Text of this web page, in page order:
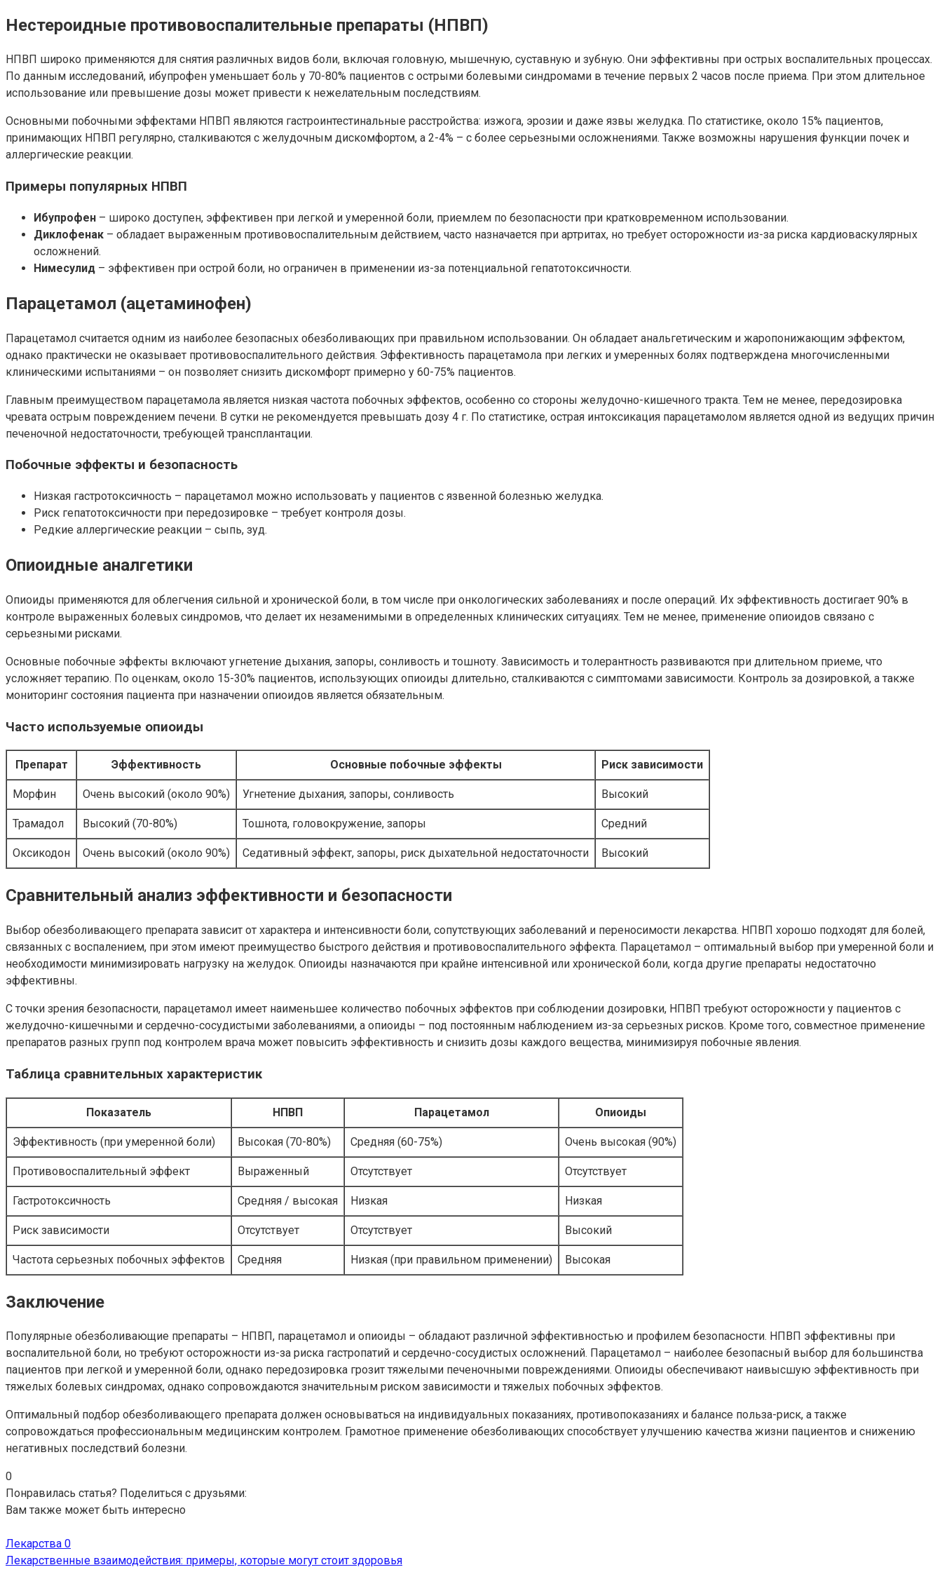
Нестероидные противовоспалительные препараты (НПВП)
НПВП широко применяются для снятия различных видов боли, включая головную, мышечную, суставную и зубную. Они эффективны при острых воспалительных процессах.
По данным исследований, ибупрофен уменьшает боль у 70-80% пациентов с острыми болевыми синдромами в течение первых 2 часов после приема. При этом длительное
использование или превышение дозы может привести к нежелательным последствиям.
Основными побочными эффектами НПВП являются гастроинтестинальные расстройства: изжога, эрозии и даже язвы желудка. По статистике, около 15% пациентов,
принимающих НПВП регулярно, сталкиваются с желудочным дискомфортом, а 2-4% – с более серьезными осложнениями. Также возможны нарушения функции почек и
аллергические реакции.
Примеры популярных НПВП
Ибупрофен – широко доступен, эффективен при легкой и умеренной боли, приемлем по безопасности при кратковременном использовании.
Диклофенак – обладает выраженным противовоспалительным действием, часто назначается при артритах, но требует осторожности из-за риска кардиоваскулярных
осложнений.
Нимесулид – эффективен при острой боли, но ограничен в применении из-за потенциальной гепатотоксичности.
Парацетамол (ацетаминофен)
Парацетамол считается одним из наиболее безопасных обезболивающих при правильном использовании. Он обладает анальгетическим и жаропонижающим эффектом,
однако практически не оказывает противовоспалительного действия. Эффективность парацетамола при легких и умеренных болях подтверждена многочисленными
клиническими испытаниями – он позволяет снизить дискомфорт примерно у 60-75% пациентов.
Главным преимуществом парацетамола является низкая частота побочных эффектов, особенно со стороны желудочно-кишечного тракта. Тем не менее, передозировка
чревата острым повреждением печени. В сутки не рекомендуется превышать дозу 4 г. По статистике, острая интоксикация парацетамолом является одной из ведущих причин
печеночной недостаточности, требующей трансплантации.
Побочные эффекты и безопасность
Низкая гастротоксичность – парацетамол можно использовать у пациентов с язвенной болезнью желудка.
Риск гепатотоксичности при передозировке – требует контроля дозы.
Редкие аллергические реакции – сыпь, зуд.
Опиоидные аналгетики
Опиоиды применяются для облегчения сильной и хронической боли, в том числе при онкологических заболеваниях и после операций. Их эффективность достигает 90% в
контроле выраженных болевых синдромов, что делает их незаменимыми в определенных клинических ситуациях. Тем не менее, применение опиоидов связано с
серьезными рисками.
Основные побочные эффекты включают угнетение дыхания, запоры, сонливость и тошноту. Зависимость и толерантность развиваются при длительном приеме, что
усложняет терапию. По оценкам, около 15-30% пациентов, использующих опиоиды длительно, сталкиваются с симптомами зависимости. Контроль за дозировкой, а также
мониторинг состояния пациента при назначении опиоидов является обязательным.
Часто используемые опиоиды
Препарат Эффективность Основные побочные эффекты Риск зависимости
Морфин Очень высокий (около 90%) Угнетение дыхания, запоры, сонливость Высокий
Трамадол Высокий (70-80%) Тошнота, головокружение, запоры Средний
Оксикодон Очень высокий (около 90%) Седативный эффект, запоры, риск дыхательной недостаточности Высокий
Сравнительный анализ эффективности и безопасности
Выбор обезболивающего препарата зависит от характера и интенсивности боли, сопутствующих заболеваний и переносимости лекарства. НПВП хорошо подходят для болей,
связанных с воспалением, при этом имеют преимущество быстрого действия и противовоспалительного эффекта. Парацетамол – оптимальный выбор при умеренной боли и
необходимости минимизировать нагрузку на желудок. Опиоиды назначаются при крайне интенсивной или хронической боли, когда другие препараты недостаточно
эффективны.
С точки зрения безопасности, парацетамол имеет наименьшее количество побочных эффектов при соблюдении дозировки, НПВП требуют осторожности у пациентов с
желудочно-кишечными и сердечно-сосудистыми заболеваниями, а опиоиды – под постоянным наблюдением из-за серьезных рисков. Кроме того, совместное применение
препаратов разных групп под контролем врача может повысить эффективность и снизить дозы каждого вещества, минимизируя побочные явления.
Таблица сравнительных характеристик
Показатель НПВП Парацетамол Опиоиды
Эффективность (при умеренной боли) Высокая (70-80%) Средняя (60-75%) Очень высокая (90%)
Противовоспалительный эффект Выраженный Отсутствует Отсутствует
Гастротоксичность Средняя / высокая Низкая Низкая
Риск зависимости Отсутствует Отсутствует Высокий
Частота серьезных побочных эффектов Средняя Низкая (при правильном применении) Высокая
Заключение
Популярные обезболивающие препараты – НПВП, парацетамол и опиоиды – обладают различной эффективностью и профилем безопасности. НПВП эффективны при
воспалительной боли, но требуют осторожности из-за риска гастропатий и сердечно-сосудистых осложнений. Парацетамол – наиболее безопасный выбор для большинства
пациентов при легкой и умеренной боли, однако передозировка грозит тяжелыми печеночными повреждениями. Опиоиды обеспечивают наивысшую эффективность при
тяжелых болевых синдромах, однако сопровождаются значительным риском зависимости и тяжелых побочных эффектов.
Оптимальный подбор обезболивающего препарата должен основываться на индивидуальных показаниях, противопоказаниях и балансе польза-риск, а также
сопровождаться профессиональным медицинским контролем. Грамотное применение обезболивающих способствует улучшению качества жизни пациентов и снижению
негативных последствий болезни.
0
Понравилась статья? Поделиться с друзьями:
Вам также может быть интересно
Лекарства 0
Лекарственные взаимодействия: примеры, которые могут стоит здоровья